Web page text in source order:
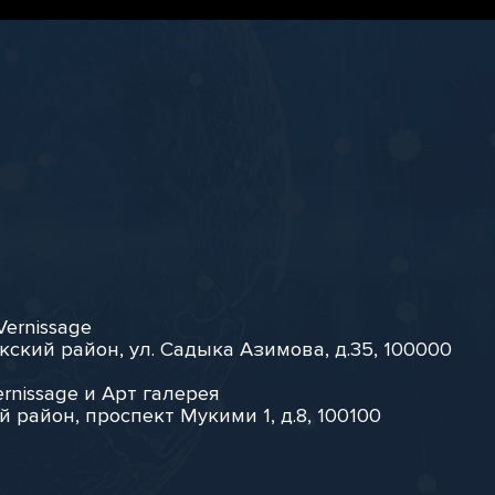
район, ул. Садыка Азимова, д.35, 100000
и Арт галерея
район, проспект Мукими 1, д.8, 100100